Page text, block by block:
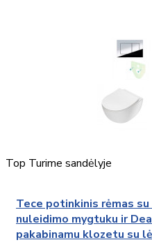
Top Turime sandėlyje
Tece potinkinis rėmas su
nuleidimo mygtuku ir Deante Peonia rimless
pakabinamu klozetu su